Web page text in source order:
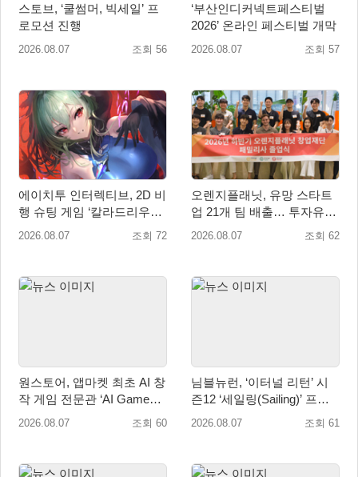
스토브, ‘쿨썸머, 빅세일’ 프
로모션 진행
2026.08.07 조회 56
‘부산인디커넥트페스티벌
2026’ 온라인 페스티벌 개막
2026.08.07 조회 57
에이치투 인터렉티브, 2D 비
행 슈팅 게임 ‘칼라드리우스
2/다크 엘레멘트’ 올 겨울 전
2026.08.07 조회 72
오렌지플래닛, 유망 스타트
업 21개 팀 배출… 투자유치∙
매출성장 성과 눈길
2026.08.07 조회 62
원스토어, 앱마켓 최초 AI 창
작 게임 전문관 ‘AI Games’
오픈
2026.08.07 조회 60
님블뉴런, ‘이터널 리턴’ 시
즌12 ‘세일링(Sailing)’ 프리
시즌 시작
2026.08.07 조회 61